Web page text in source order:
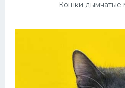
Кошки дымчатые